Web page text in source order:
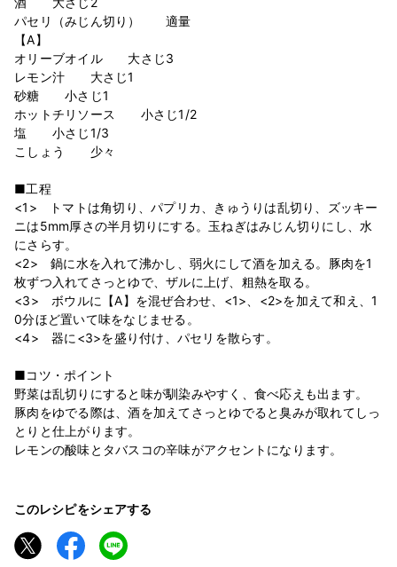
パセリ（みじん切り） 適量
【A】
オリーブオイル 大さじ3
レモン汁 大さじ1
砂糖 小さじ1
ホットチリソース 小さじ1/2
塩 小さじ1/3
こしょう 少々
■工程
<1> トマトは角切り、パプリカ、きゅうりは乱切り、ズッキー
ニは5mm厚さの半月切りにする。玉ねぎはみじん切りにし、水
にさらす。
<2> 鍋に水を入れて沸かし、弱火にして酒を加える。豚肉を1
枚ずつ入れてさっとゆで、ザルに上げ、粗熱を取る。
<3> ボウルに【A】を混ぜ合わせ、<1>、<2>を加えて和え、1
0分ほど置いて味をなじませる。
<4> 器に<3>を盛り付け、パセリを散らす。
■コツ・ポイント
野菜は乱切りにすると味が馴染みやすく、食べ応えも出ます。
豚肉をゆでる際は、酒を加えてさっとゆでると臭みが取れてしっ
とりと仕上がります。
レモンの酸味とタバスコの辛味がアクセントになります。
このレシピをシェアする